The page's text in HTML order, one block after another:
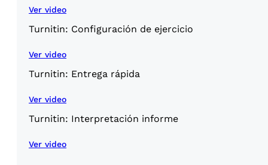
Ver video
Turnitin: Configuración de ejercicio
Ver video
Turnitin: Entrega rápida
Ver video
Turnitin: Interpretación informe
Ver video